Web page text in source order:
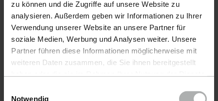
zu können und die Zugriffe auf unsere Website zu
analysieren. Außerdem geben wir Informationen zu Ihrer
Verwendung unserer Website an unsere Partner für
soziale Medien, Werbung und Analysen weiter. Unsere
Partner führen diese Informationen möglicherweise mit
weiteren Daten zusammen, die Sie ihnen bereitgestellt
Einstellungen zu den Cookies finden Sie unter
Notwendig